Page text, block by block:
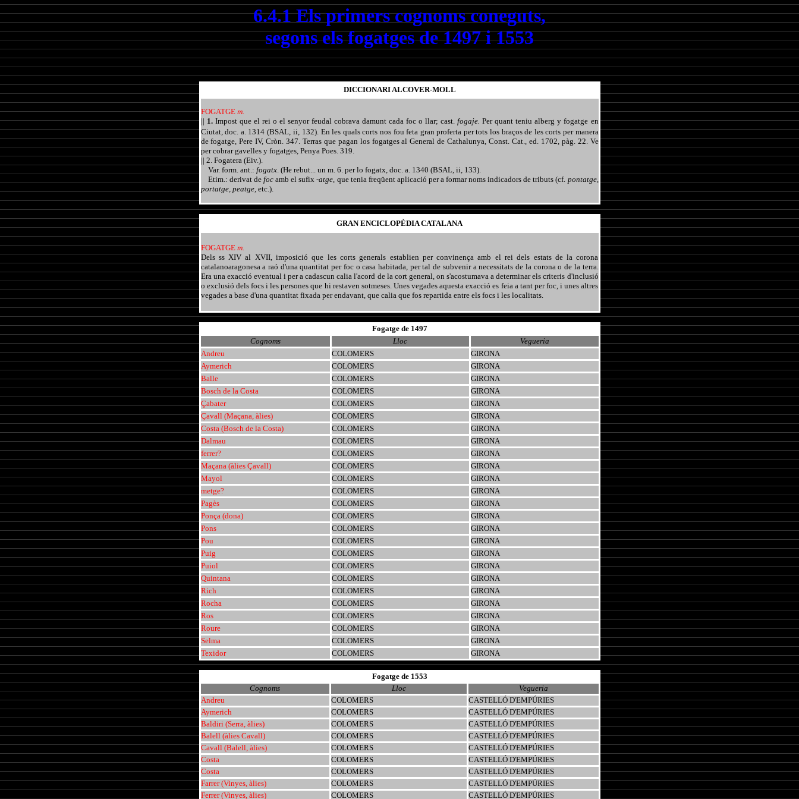
6.4.1 Els primers cognoms coneguts,
segons els fogatges de 1497 i 1553
DICCIONARI ALCOVER-MOLL
FOGATGE m.
|| 1. Impost que el rei o el senyor feudal cobrava damunt cada foc o llar; cast.fogaje.Per quant teniu alberg y fogatge en
Ciutat, doc. a. 1314 (BSAL, ii, 132). En les quals corts nos fou feta gran proferta per tots los braços de les corts per manera
de fogatge, Pere IV, Cròn. 347. Terras que pagan los fogatges al General de Cathalunya, Const. Cat., ed. 1702, pàg. 22. Ve
per cobrar gavelles y fogatges, Penya Poes. 319.
|| 2. Fogatera (Eiv.).
Var. form. ant.: fogatx. (He rebut... un m. 6. per lo fogatx, doc. a. 1340 (BSAL, ii, 133).
Etim.: derivat defoc amb el sufix-atge, que tenia freqüent aplicació per a formar noms indicadors de tributs (cf. pontatge,
portatge, peatge,etc.).
GRAN ENCICLOPÈDIA CATALANA
FOGATGE m.
Dels ss XIV al XVII, imposició que les corts generals establien per convinença amb el rei dels estats de la corona
catalanoaragonesa a raó d'una quantitat per foc o casa habitada, per tal de subvenir a necessitats de la corona o de la terra.
Era una exacció eventual i per a cadascun calia l'acord de la cort general, on s'acostumava a determinar els criteris d'inclusió
o exclusió dels focs i les persones que hi restaven sotmeses. Unes vegades aquesta exacció es feia a tant per foc, i unes altres
vegades a base d'una quantitat fixada per endavant, que calia que fos repartida entre els focs i les localitats.
Fogatge de 1497
Cognoms
Lloc
Vegueria
Andreu
COLOMERS
GIRONA
Aymerich
COLOMERS
GIRONA
Balle
COLOMERS
GIRONA
Bosch de la Costa
COLOMERS
GIRONA
Çabater
COLOMERS
GIRONA
Çavall (Maçana, àlies)
COLOMERS
GIRONA
Costa (Bosch de la Costa)
COLOMERS
GIRONA
Dalmau
COLOMERS
GIRONA
ferrer?
COLOMERS
GIRONA
Maçana (àlies Çavall)
COLOMERS
GIRONA
Mayol
COLOMERS
GIRONA
metge?
COLOMERS
GIRONA
Pagès
COLOMERS
GIRONA
Ponça (dona)
COLOMERS
GIRONA
Pons
COLOMERS
GIRONA
Pou
COLOMERS
GIRONA
Puig
COLOMERS
GIRONA
Puiol
COLOMERS
GIRONA
Quintana
COLOMERS
GIRONA
Rich
COLOMERS
GIRONA
Rocha
COLOMERS
GIRONA
Ros
COLOMERS
GIRONA
Roure
COLOMERS
GIRONA
Selma
COLOMERS
GIRONA
Texidor
COLOMERS GIRONA
Fogatge de 1553
Cognoms
Lloc
Vegueria
Andreu
COLOMERS
CASTELLÓ D'EMPÚRIES
Aymerich
COLOMERS
CASTELLÓ D'EMPÚRIES
Baldiri (Serra, àlies)
COLOMERS
CASTELLÓ D'EMPÚRIES
Balell (àlies Cavall)
COLOMERS
CASTELLÓ D'EMPÚRIES
Cavall (Balell, àlies)
COLOMERS
CASTELLÓ D'EMPÚRIES
Costa
COLOMERS
CASTELLÓ D'EMPÚRIES
Costa
COLOMERS
CASTELLÓ D'EMPÚRIES
Farrer (Vinyes, àlies)
COLOMERS
CASTELLÓ D'EMPÚRIES
Ferrer (Vinyes, àlies)
COLOMERS CASTELLÓ D'EMPÚRIES